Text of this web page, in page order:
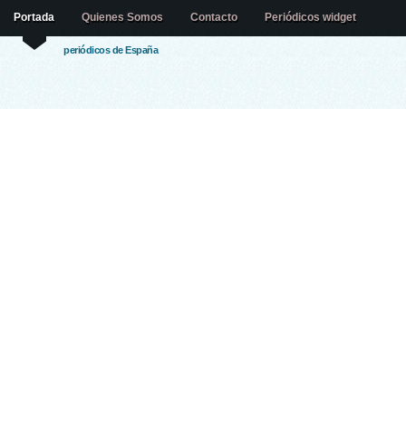
periódicos de España
Portada Quienes Somos Contacto Periódicos widget